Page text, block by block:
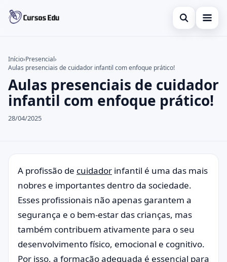
Abrir busca
Inglês
Idiomas
espanhol
Buscar no site
Buscar por:
Pressione Enter para buscar ou ESC para fechar.
Início›Presencial›
Aulas presenciais de cuidador infantil com enfoque prático!
Aulas presenciais de cuidador
infantil com enfoque prático!
28/04/2025
A profissão de cuidador infantil é uma das mais
nobres e importantes dentro da sociedade.
Esses profissionais não apenas garantem a
segurança e o bem-estar das crianças, mas
também contribuem ativamente para o seu
desenvolvimento físico, emocional e cognitivo.
Por isso, a formação adequada é essencial para